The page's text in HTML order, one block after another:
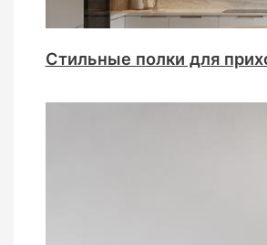
Стильные полки для